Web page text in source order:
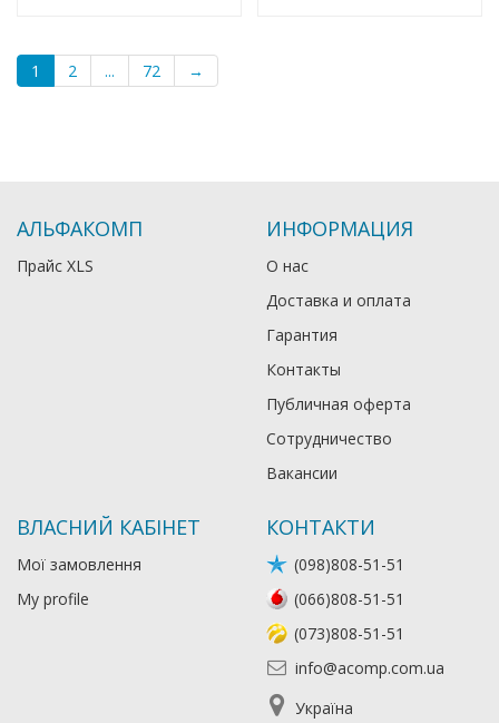
1 2 ... 72 →
АЛЬФАКОМП
Прайс XLS
ИНФОРМАЦИЯ
О нас
Доставка и оплата
Гарантия
Контакты
Публичная оферта
Сотрудничество
Вакансии
ВЛАСНИЙ КАБІНЕТ
Мої замовлення
My profile
КОНТАКТИ
(098)808-51-51
(066)808-51-51
(073)808-51-51
info@acomp.com.ua
Україна